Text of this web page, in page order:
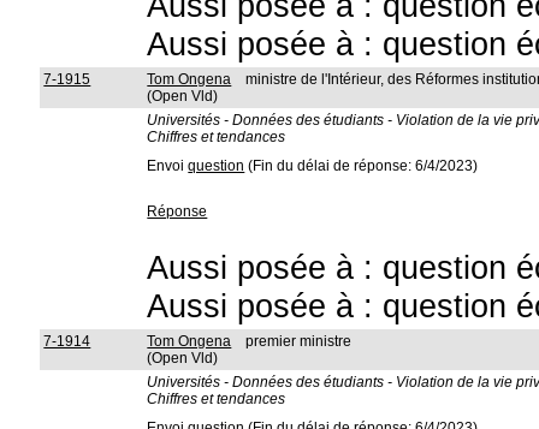
Aussi posée à : question
7-1915
Tom Ongena
(Open Vld)
ministre de l'Intérieur, des Réformes
Universités - Données des étudiants - Violation de la vie
Chiffres et tendances
Envoiquestion (Fin du délai de réponse: 6/4/2023)
Réponse
Aussi posée à : question
Aussi posée à : question
7-1914
Tom Ongena
(Open Vld)
premier ministre
Universités - Données des étudiants - Violation de la vie
Chiffres et tendances